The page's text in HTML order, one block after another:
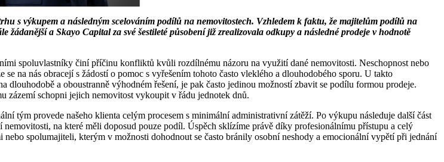
s výkupem a následným scelováním podílů na nemovitostech. Vzhledem k faktu, že majitelům podílů na
a Skayo Capital za své šestileté působení již zrealizovala odkupy a následné prodeje v hodnotě
spoluvlastníky činí příčinu konfliktů kvůli rozdílnému názoru na využití dané nemovitosti. Neschopnost nebo
na nás obracejí s žádostí o pomoc s vyřešením tohoto často vleklého a dlouhodobého sporu. U takto
a oboustranně výhodném řešení, je pak často jedinou možností zbavit se podílu formou prodeje.
zázemí schopni jejich nemovitost vykoupit v řádu jednotek dnů.
tým provede našeho klienta celým procesem s minimální administrativní zátěží. Po výkupu následuje další část
na které měli doposud pouze podíl. Úspěch sklízíme právě díky profesionálnímu přístupu a celý
spolumajiteli, kterým v možnosti dohodnout se často bránily osobní neshody a emocionální vypětí při jednání